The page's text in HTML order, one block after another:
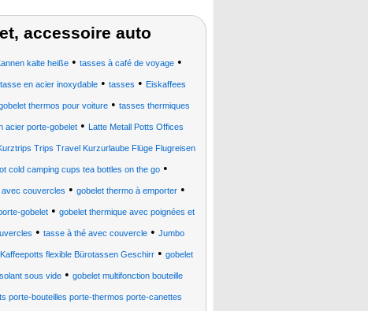
accessoire auto
kalte heiße • tasses à café de voyage •
en acier inoxydable• tasses • Eiskaffees
thermos pour voiture • tasses thermiques
acier porte-gobelet • Latte Metall Potts Offices
Trips Travel Kurzurlaube Flüge Flugreisen
cold camping cups tea bottles on the go •
couvercles • gobelet thermo à emporter •
gobelet• gobelet thermique avec poignées et
• tasse à thé avec couvercle • Jumbo
flexible Bürotassen Geschirr • gobelet
sous vide • gobelet multifonction bouteille
porte-bouteilles porte-thermos porte-canettes